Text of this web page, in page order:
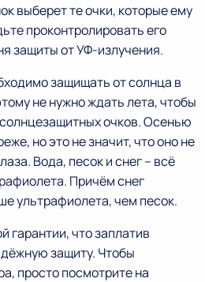
выберет те очки, которые ему
проконтролировать его
защиты от УФ-излучения.
защищать от солнца в
не нужно ждать лета, чтобы
очков. Осенью
но это не значит, что оно не
Вода, песок и снег – всё
Причём снег
ультрафиолета, чем песок.
гарантии, что заплатив
защиту. Чтобы
просто посмотрите на